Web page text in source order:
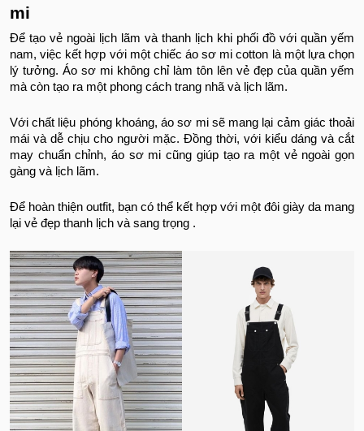
mi
Để tạo vẻ ngoài lịch lãm và thanh lịch khi phối đồ với quần yếm
nam, việc kết hợp với một chiếc áo sơ mi cotton là một lựa chọn
lý tưởng. Áo sơ mi không chỉ làm tôn lên vẻ đẹp của quần yếm
mà còn tạo ra một phong cách trang nhã và lịch lãm.
Với chất liệu phóng khoáng, áo sơ mi sẽ mang lại cảm giác thoải
mái và dễ chịu cho người mặc. Đồng thời, với kiểu dáng và cắt
may chuẩn chỉnh, áo sơ mi cũng giúp tạo ra một vẻ ngoài gọn
gàng và lịch lãm.
Để hoàn thiện outfit, bạn có thể kết hợp với một đôi giày da mang
lại vẻ đẹp thanh lịch và sang trọng .